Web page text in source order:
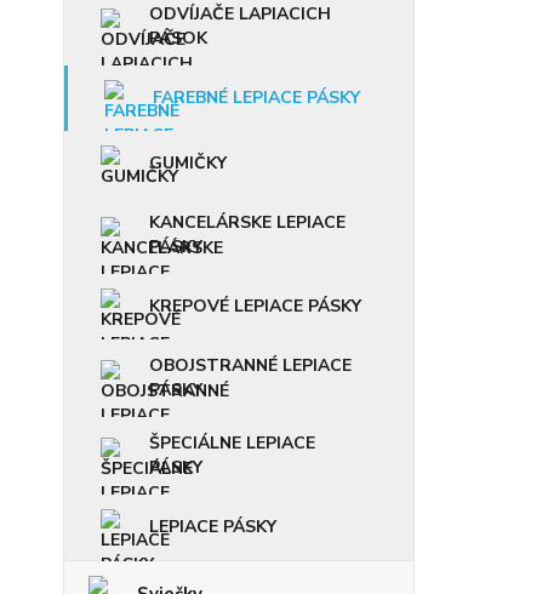
ODVÍJAČE LAPIACICH
PÁSOK
FAREBNÉ LEPIACE PÁSKY
GUMIČKY
KANCELÁRSKE LEPIACE
PÁSKY
KREPOVÉ LEPIACE PÁSKY
OBOJSTRANNÉ LEPIACE
PÁSKY
ŠPECIÁLNE LEPIACE
PÁSKY
LEPIACE PÁSKY